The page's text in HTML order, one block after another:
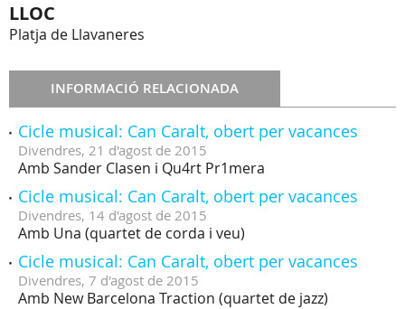
LLOC
Platja de Llavaneres
INFORMACIÓ RELACIONADA
Cicle musical: Can Caralt, obert per vacances
Divendres, 21 d'agost de 2015
Amb Sander Clasen i Qu4rt Pr1mera
Cicle musical: Can Caralt, obert per vacances
Divendres, 14 d'agost de 2015
Amb Una (quartet de corda i veu)
Cicle musical: Can Caralt, obert per vacances
Divendres, 7 d'agost de 2015
Amb New Barcelona Traction (quartet de jazz)